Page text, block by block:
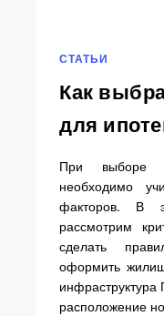
СТАТЬИ
Как
для
При выборе
необходимо
факторов. В
рассмотрим
сделать
оформить
расположение